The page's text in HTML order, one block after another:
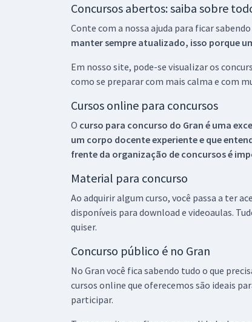
Concursos abertos: saiba sobre
Conte com a nossa ajuda para ficar sabendo
manter sempre atualizado, isso porque
Em nosso site, pode-se visualizar os
como se preparar com mais calma e com
Cursos online para concursos
O curso para concurso do Gran é uma
um corpo docente experiente e que
frente da organização de concursos é
Material para concurso
Ao adquirir algum curso, você passa a ter
disponíveis para download e videoaulas.
quiser.
Concurso público é no Gran
No Gran você fica sabendo tudo o que
cursos online que oferecemos são ideais
participar.